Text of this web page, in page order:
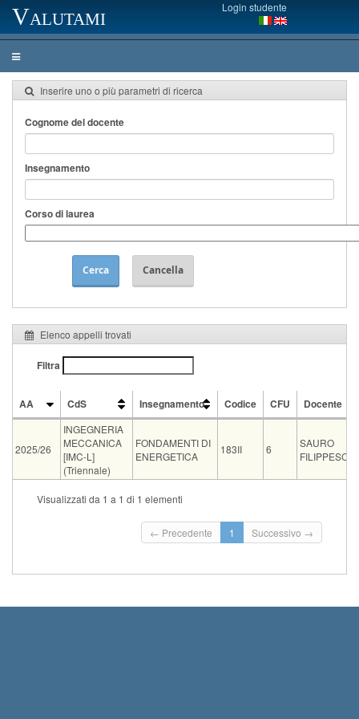
Valutami Login studente
Inserire uno o più parametri di ricerca
Cognome del docente
Insegnamento
Corso di laurea
Cerca Cancella
Elenco appelli trovati
Filtra
AA CdS Insegnamento Codice CFU
Docente
CdS
2025/26
INGEGNERIA
MECCANICA
[IMC-L]
(Triennale)
FONDAMENTI DI
ENERGETICA
183II 6
SAURO
FILIPPESCHI
Tipo Data e ora Sede Note
Termine iscrizioni:
Visualizzati da 1 a 1 di 1 elementi
← Precedente 1 Successivo →